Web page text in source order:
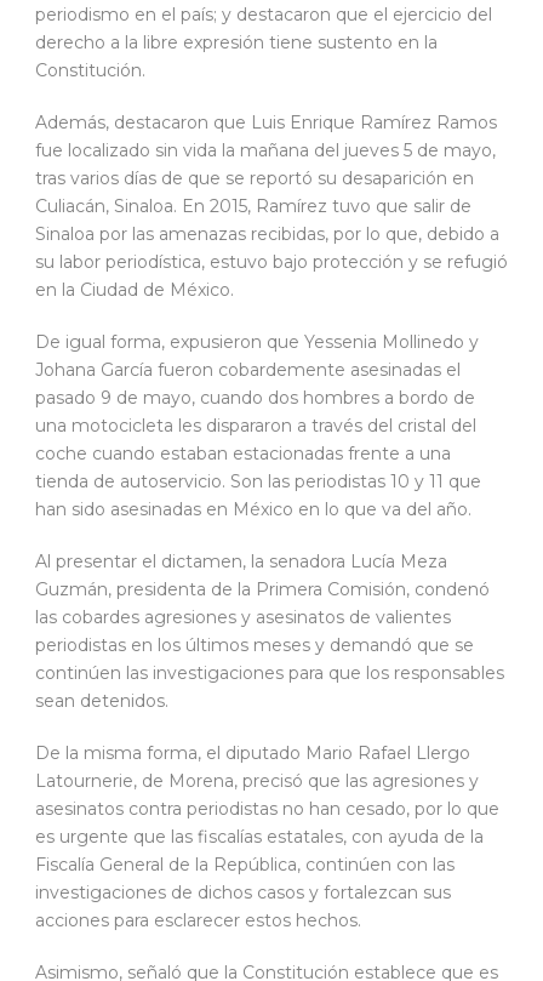
periodismo en el país; y destacaron que el ejercicio del
derecho a la libre expresión tiene sustento en la
Constitución.
Además, destacaron que Luis Enrique Ramírez Ramos
fue localizado sin vida la mañana del jueves 5 de mayo,
tras varios días de que se reportó su desaparición en
Culiacán, Sinaloa. En 2015, Ramírez tuvo que salir de
Sinaloa por las amenazas recibidas, por lo que, debido a
su labor periodística, estuvo bajo protección y se refugió
en la Ciudad de México.
De igual forma, expusieron que Yessenia Mollinedo y
Johana García fueron cobardemente asesinadas el
pasado 9 de mayo, cuando dos hombres a bordo de
una motocicleta les dispararon a través del cristal del
coche cuando estaban estacionadas frente a una
tienda de autoservicio. Son las periodistas 10 y 11 que
han sido asesinadas en México en lo que va del año.
Al presentar el dictamen, la senadora Lucía Meza
Guzmán, presidenta de la Primera Comisión, condenó
las cobardes agresiones y asesinatos de valientes
periodistas en los últimos meses y demandó que se
continúen las investigaciones para que los responsables
sean detenidos.
De la misma forma, el diputado Mario Rafael Llergo
Latournerie, de Morena, precisó que las agresiones y
asesinatos contra periodistas no han cesado, por lo que
es urgente que las fiscalías estatales, con ayuda de la
Fiscalía General de la República, continúen con las
investigaciones de dichos casos y fortalezcan sus
acciones para esclarecer estos hechos.
Asimismo, señaló que la Constitución establece que es